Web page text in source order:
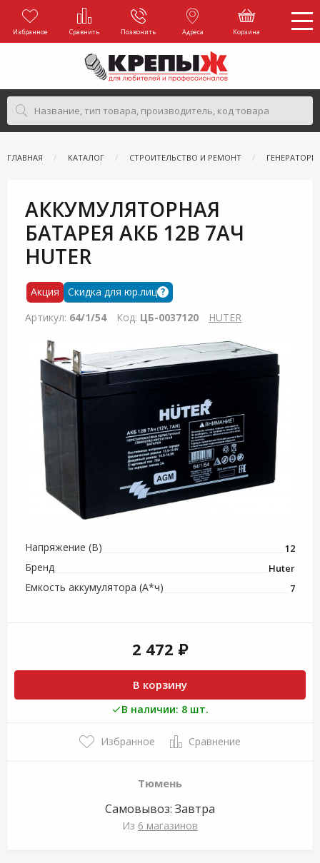
Избранное Сравнить Позвонить Адреса Корзина
ГЛАВНАЯ КАТАЛОГ СТРОИТЕЛЬСТВО И РЕМОНТ ГЕНЕРАТОРЫ
АККУМУЛЯТОРНАЯ
БАТАРЕЯ АКБ 12В 7АЧ
HUTER
Акция Скидка для юр.лиц ?
Артикул: 64/1/54 Код: ЦБ-0037120 HUTER
Напряжение (В) 12
Бренд Huter
Емкость аккумулятора (А*ч) 7
2 472 ₽
В корзину
В наличии: 8 шт.
Избранное Сравнение
Тюмень
Самовывоз: Завтра
Из 6 магазинов